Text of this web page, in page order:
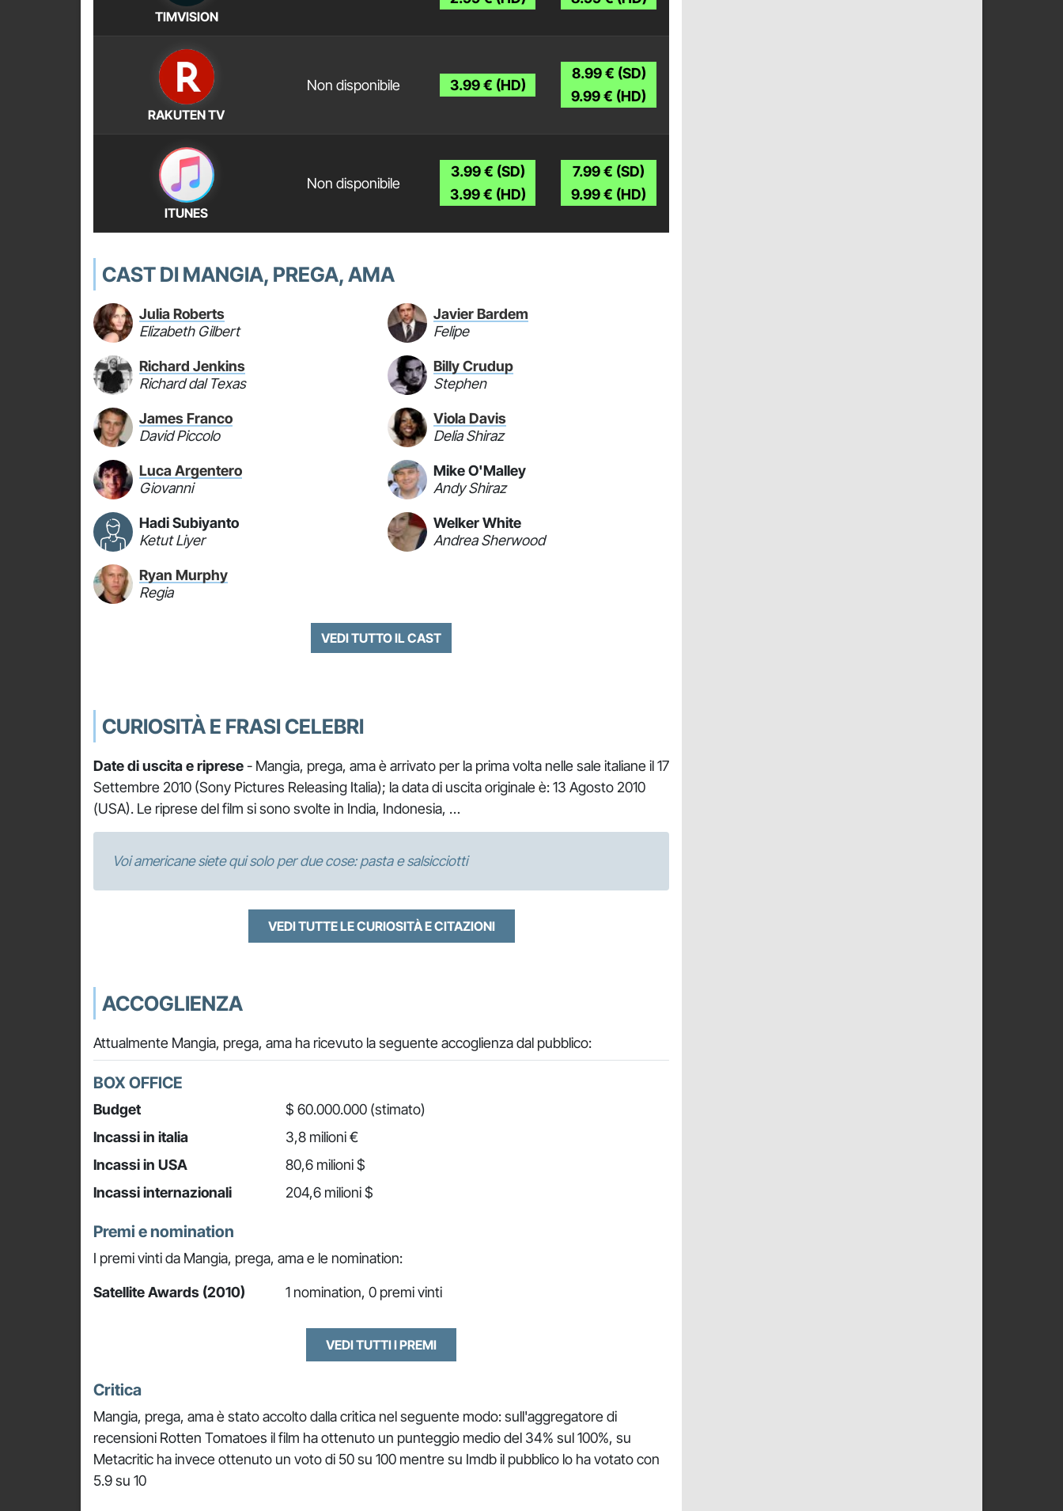
TIMVISION
RAKUTEN TV
Non disponibile 3.99 € (HD)
8.99 € (SD)
9.99 € (HD)
ITUNES
Non disponibile
3.99 € (SD)
3.99 € (HD)
7.99 € (SD)
9.99 € (HD)
CAST DI MANGIA, PREGA, AMA
Julia Roberts
Elizabeth Gilbert
Javier Bardem
Felipe
Richard Jenkins
Richard dal Texas
Billy Crudup
Stephen
James Franco
David Piccolo
Viola Davis
Delia Shiraz
Luca Argentero
Giovanni
Mike O'Malley
Andy Shiraz
Hadi Subiyanto
Ketut Liyer
Welker White
Andrea Sherwood
Ryan Murphy
Regia
VEDI TUTTO IL CAST
CURIOSITÀ E FRASI CELEBRI
Date di uscita e riprese- Mangia, prega, ama è arrivato per la prima volta nelle sale italiane il 17
Settembre 2010 (Sony Pictures Releasing Italia); la data di uscita originale è: 13 Agosto 2010
(USA). Le riprese del film si sono svolte in India, Indonesia, …
Voi americane siete qui solo per due cose: pasta e salsicciotti
VEDI TUTTE LE CURIOSITÀ E CITAZIONI
ACCOGLIENZA
Attualmente Mangia, prega, ama ha ricevuto la seguente accoglienza dal pubblico:
BOX OFFICE
Budget
$ 60.000.000 (stimato)
Incassi in italia
3,8 milioni €
Incassi in USA
80,6 milioni $
Incassi internazionali
204,6 milioni $
Premi e nomination
I premi vinti da Mangia, prega, ama e le nomination:
Satellite Awards (2010) 1 nomination, 0 premi vinti
VEDI TUTTI I PREMI
Critica
Mangia, prega, ama è stato accolto dalla critica nel seguente modo: sull'aggregatore di
recensioni Rotten Tomatoes il film ha ottenuto un punteggio medio del 34% sul 100%, su
Metacritic ha invece ottenuto un voto di 50 su 100 mentre su Imdb il pubblico lo ha votato con
5.9 su 10